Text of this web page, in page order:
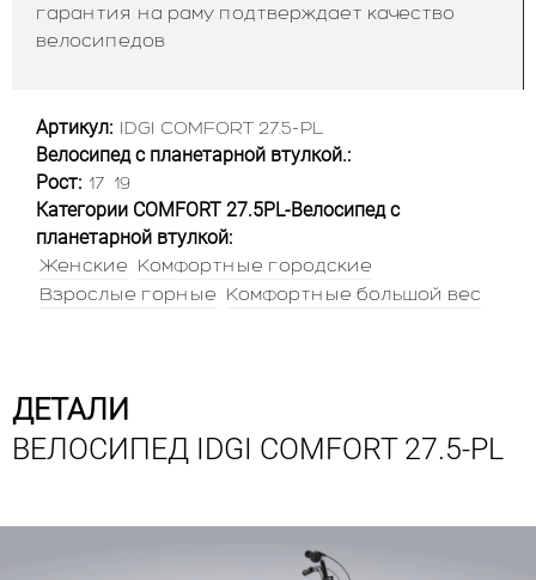
гарантия на раму подтверждает качество
велосипедов
Артикул: IDGI COMFORT 27.5-PL
Велосипед с планетарной втулкой.:
Рост: 17 19
Категории COMFORT 27.5PL-Велосипед с
планетарной втулкой:
Женские Комфортные городские
Взрослые горные Комфортные большой вес
ДЕТАЛИ
ВЕЛОСИПЕД IDGI COMFORT 27.5-PL